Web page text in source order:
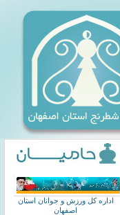
اداره کل ورزش و جوانان استان
اصفهان